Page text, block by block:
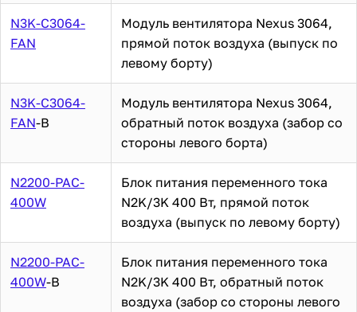
N3K-C3064-
FAN
Модуль вентилятора Nexus 3064,
прямой поток воздуха (выпуск по
левому борту)
N3K-C3064-
FAN-B
Модуль вентилятора Nexus 3064,
обратный поток воздуха (забор со
стороны левого борта)
N2200-PAC-
400W
Блок питания переменного тока
N2K/3K 400 Вт, прямой поток
воздуха (выпуск по левому борту)
N2200-PAC-
400W-B
Блок питания переменного тока
N2K/3K 400 Вт, обратный поток
воздуха (забор со стороны левого